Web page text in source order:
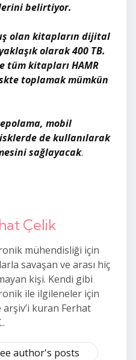
belirtiyor.
olan kitapların dijital
olarak 400 TB.
tüm kitapları HAMR
toplamak mümkün
mobil
de kullanılarak
sağlayacak.
Çelik
mühendisliği için
savaşan ve arası hiç
kişi. Kendi gibi
ile ilgileneler için
arşiv’i kuran Ferhat
author's posts